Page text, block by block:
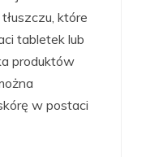
które
tabletek lub
produktów
w postaci